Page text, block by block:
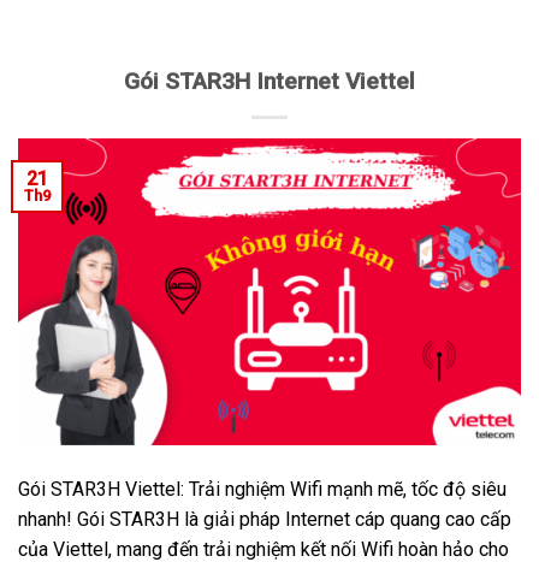
Gói STAR3H Internet Viettel
21
Th9
Gói STAR3H Viettel: Trải nghiệm Wifi mạnh mẽ, tốc độ siêu
nhanh! Gói STAR3H là giải pháp Internet cáp quang cao cấp
của Viettel, mang đến trải nghiệm kết nối Wifi hoàn hảo cho